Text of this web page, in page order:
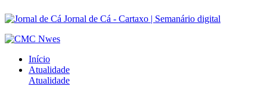
Jornal de Cá - Cartaxo | Semanário digital
Início
Atualidade
Atualidade